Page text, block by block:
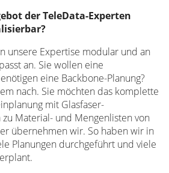
der TeleData-Experten
unsere Expertise modular und an
an. Sie wollen eine
eine Backbone-Planung?
nach. Sie möchten das komplette
mit Glasfaser-
Material- und Mengenlisten von
übernehmen wir. So haben wir in
Planungen durchgeführt und viele